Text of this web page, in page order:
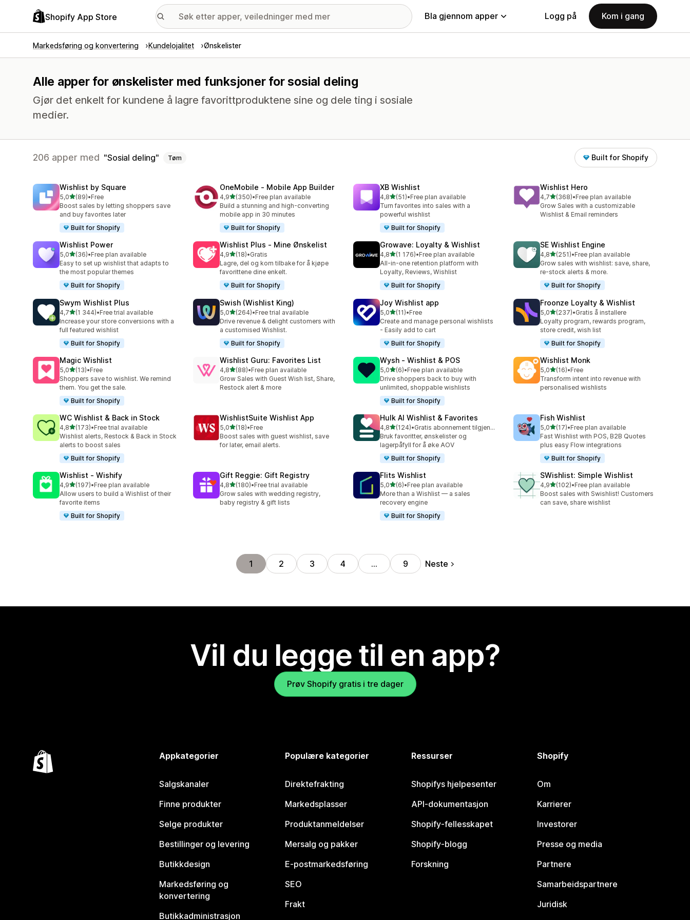
Shopify App Store Bla gjennom apper Logg på Kom i gang
Markedsføring og konvertering Kundelojalitet Ønskelister
Alle apper for ønskelister med funksjoner for sosial deling
Gjør det enkelt for kundene å lagre favorittproduktene sine og dele ting i sosiale
medier.
206 apper med Sosial deling Tøm Built for Shopify
Wishlist by Square
5,0av 5 stjerner
(89)
Totalt 89 omtaler
•Free
Boost sales by letting shoppers save
and buy favorites later
Built for Shopify
OneMobile ‑ Mobile App Builder
4,9av 5 stjerner
(350)
Totalt 350 omtaler
•Free plan available
Build a stunning and high-converting
mobile app in 30 minutes
Built for Shopify
XB Wishlist
4,8av 5 stjerner
(51)
Totalt 51 omtaler
•Free plan available
Turn favorites into sales with a
powerful wishlist
Built for Shopify
Wishlist Hero
4,7av 5 stjerner
(368)
Totalt 368 omtaler
•Free plan available
Grow Sales with a customizable
Wishlist & Email reminders
Wishlist Power
5,0av 5 stjerner
(36)
Totalt 36 omtaler
•Free plan available
Easy to set up wishlist that adapts to
the most popular themes
Built for Shopify
Wishlist Plus ‑ Mine Ønskelist
4,9av 5 stjerner
(18)
Totalt 18 omtaler
•Gratis
Lagre, del og kom tilbake for å kjøpe
favorittene dine enkelt.
Built for Shopify
Growave: Loyalty & Wishlist
4,8av 5 stjerner
(1 176)
Totalt 1176 omtaler
•Free plan available
All-in-one retention platform with
Loyalty, Reviews, Wishlist
Built for Shopify
SE Wishlist Engine
4,8av 5 stjerner
(251)
Totalt 251 omtaler
•Free plan available
Grow sales with wishlist: save, share,
re-stock alerts & more.
Built for Shopify
Swym Wishlist Plus
4,7av 5 stjerner
(1 344)
Totalt 1344 omtaler
•Free trial available
Increase your store conversions with a
full featured wishlist
Built for Shopify
Swish (Wishlist King)
5,0av 5 stjerner
(264)
Totalt 264 omtaler
•Free trial available
Drive revenue & delight customers with
a customised Wishlist.
Built for Shopify
Joy Wishlist app
5,0av 5 stjerner
(11)
Totalt 11 omtaler
•Free
Create and manage personal wishlists
- Easily add to cart
Built for Shopify
Froonze Loyalty & Wishlist
5,0av 5 stjerner
(237)
Totalt 237 omtaler
•Gratis å installere
Loyalty program, rewards program,
store credit, wish list
Built for Shopify
Magic Wishlist
5,0av 5 stjerner
(13)
Totalt 13 omtaler
•Free
Shoppers save to wishlist. We remind
them. You get the sale.
Built for Shopify
Wishlist Guru: Favorites List
4,8av 5 stjerner
(88)
Totalt 88 omtaler
•Free plan available
Grow Sales with Guest Wish list, Share,
Restock alert & more
Wysh ‑ Wishlist & POS
5,0av 5 stjerner
(6)
Totalt 6 omtaler
•Free plan available
Drive shoppers back to buy with
unlimited, shoppable wishlists
Built for Shopify
Wishlist Monk
5,0av 5 stjerner
(16)
Totalt 16 omtaler
•Free
Transform intent into revenue with
personalised wishlists
WC Wishlist & Back in Stock
4,8av 5 stjerner
(173)
Totalt 173 omtaler
•Free trial available
Wishlist alerts, Restock & Back in Stock
alerts to boost sales
Built for Shopify
WishlistSuite Wishlist App
5,0av 5 stjerner
(18)
Totalt 18 omtaler
•Free
Boost sales with guest wishlist, save
for later, email alerts.
Hulk AI Wishlist & Favorites
4,8av 5 stjerner
(124)
Totalt 124 omtaler
•
Gratis abonnement tilgjengelig
Bruk favoritter, ønskelister og
lagerpåfyll for å øke AOV
Built for Shopify
Fish Wishlist
5,0av 5 stjerner
(17)
Totalt 17 omtaler
•Free plan available
Fast Wishlist with POS, B2B Quotes
plus easy Flow integrations
Built for Shopify
Wishlist ‑ Wishify
4,9av 5 stjerner
(197)
Totalt 197 omtaler
•Free plan available
Allow users to build a Wishlist of their
favorite items
Built for Shopify
Gift Reggie: Gift Registry
4,8av 5 stjerner
(180)
Totalt 180 omtaler
•Free trial available
Grow sales with wedding registry,
baby registry & gift lists
Flits Wishlist
5,0av 5 stjerner
(6)
Totalt 6 omtaler
•Free plan available
More than a Wishlist — a sales
recovery engine
Built for Shopify
SWishlist: Simple Wishlist
4,9av 5 stjerner
(102)
Totalt 102 omtaler
•Free plan available
Boost sales with Swishlist! Customers
can save, share wishlist
1 2 3 4 … 9 Neste
Vil du legge til en app?
Prøv Shopify gratis i tre dager
Appkategorier
Salgskanaler
Finne produkter
Selge produkter
Bestillinger og levering
Butikkdesign
Markedsføring og
konvertering
Butikkadministrasjon
Populære kategorier
Direktefrakting
Markedsplasser
Produktanmeldelser
Mersalg og pakker
E-postmarkedsføring
SEO
Frakt
Ressurser
Shopifys hjelpesenter
API-dokumentasjon
Shopify-fellesskapet
Shopify-blogg
Forskning
Shopify
Om
Karrierer
Investorer
Presse og media
Partnere
Samarbeidspartnere
Juridisk